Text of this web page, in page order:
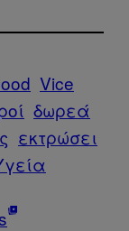
Vice
δωρεά
εκτρώσει